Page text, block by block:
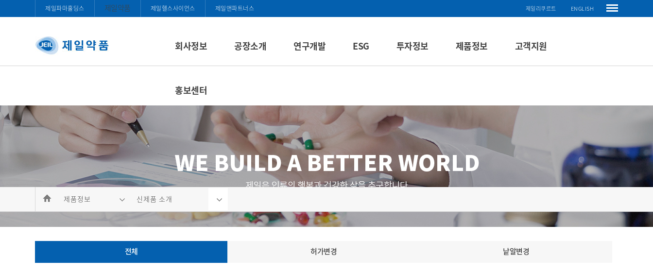
제일파마홀딩스 제일약품 제일헬스사이언스 제일앤파트너스 제일리쿠르트 ENGLISH
회사정보 공장소개 연구개발 ESG 투자정보 제품정보 고객지원
홍보센터
제품정보 신제품 소개
전체 허가변경 낱알변경